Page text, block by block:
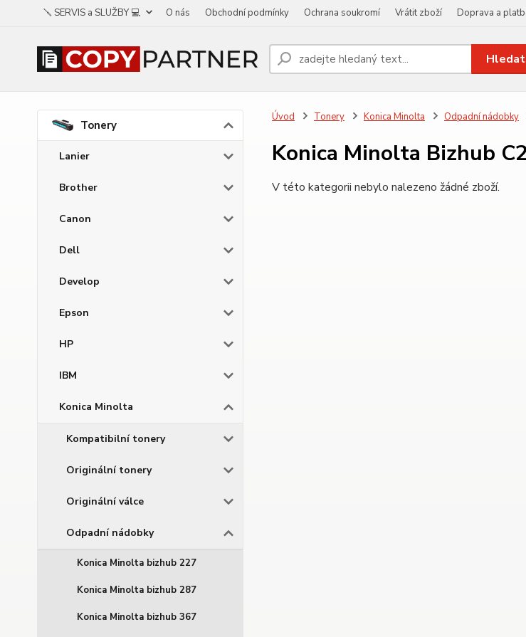
🪛 SERVIS a SLUŽBY 💻 O nás Obchodní podmínky Ochrana soukromí Vrátit zboží Doprava a
Hledat
Tonery
Lanier
Brother
Canon
Dell
Develop
Epson
HP
IBM
Konica Minolta
Kompatibilní tonery
Originální tonery
Originální válce
Odpadní nádobky
Konica Minolta bizhub 227
Konica Minolta bizhub 287
Konica Minolta bizhub 367
Úvod Tonery Konica Minolta Odpadní nádobky
Konica Minolta Bizhub
V této kategorii nebylo nalezeno žádné zboží.